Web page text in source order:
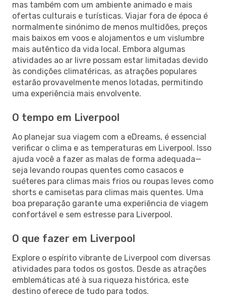
mas também com um ambiente animado e mais
ofertas culturais e turísticas. Viajar fora de época é
normalmente sinónimo de menos multidões, preços
mais baixos em voos e alojamentos e um vislumbre
mais autêntico da vida local. Embora algumas
atividades ao ar livre possam estar limitadas devido
às condições climatéricas, as atrações populares
estarão provavelmente menos lotadas, permitindo
uma experiência mais envolvente.
O tempo em Liverpool
Ao planejar sua viagem com a eDreams, é essencial
verificar o clima e as temperaturas em Liverpool. Isso
ajuda você a fazer as malas de forma adequada—
seja levando roupas quentes como casacos e
suéteres para climas mais frios ou roupas leves como
shorts e camisetas para climas mais quentes. Uma
boa preparação garante uma experiência de viagem
confortável e sem estresse para Liverpool.
O que fazer em Liverpool
Explore o espírito vibrante de Liverpool com diversas
atividades para todos os gostos. Desde as atrações
emblemáticas até à sua riqueza histórica, este
destino oferece de tudo para todos.